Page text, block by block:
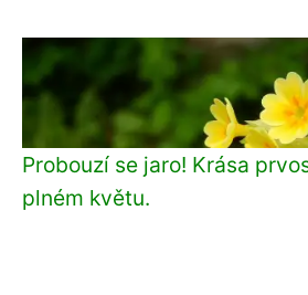
Probouzí se jaro! Krása
plném květu.